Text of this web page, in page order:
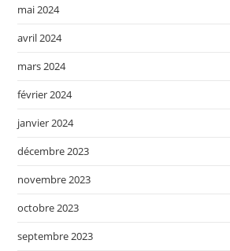
mai 2024
avril 2024
mars 2024
février 2024
janvier 2024
décembre 2023
novembre 2023
octobre 2023
septembre 2023